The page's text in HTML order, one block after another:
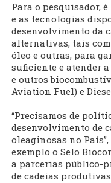
Para o pesquisador,
e as tecnologias
desenvolvimento da
alternativas, tais
óleo e outras, para
suficiente e atender
e outros
Aviation Fuel) e
“Precisamos de
desenvolvimento de
oleaginosas no
exemplo o Selo
a parcerias público-
de cadeias